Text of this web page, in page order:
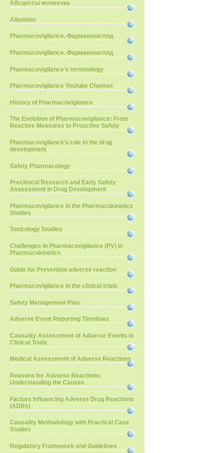
Абсцессы мозжечка
Allantioin
Pharmacovigilance. Фармаконагляд
Pharmacovigilance. Фармаконагляд
Pharmacovigilance's terminology
Pharmacovigilance Youtube Channel
History of Pharmacovigilance
The Evolution of Pharmacovigilance: From
Reactive Measures to Proactive Safety
Pharmacovigilance's role in the drug
development
Safety Pharmacology
Preclinical Research and Early Safety
Assessment in Drug Development
Pharmacovigilance in the Pharmacokinetics
Studies
Toxicology Studies
Challenges in Pharmacovigilance (PV) in
Pharmacokinetics
Guide for Prevention adverse reaction
Pharmacovigilance in the clinical trials
Safety Management Plan
Adverse Event Reporting Timelines
Causality Assessment of Adverse Events in
Clinical Trials
Medical Assessment of Adverse Reactions
Reasons for Adverse Reactions:
Understanding the Causes
Factors Influencing Adverse Drug Reactions
(ADRs)
Causality Methodology with Practical Case
Studies
Regulatory Framework and Guidelines